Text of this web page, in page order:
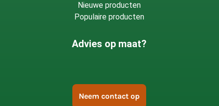
Nieuwe producten
Populaire producten
Advies op maat?
Neem contact op